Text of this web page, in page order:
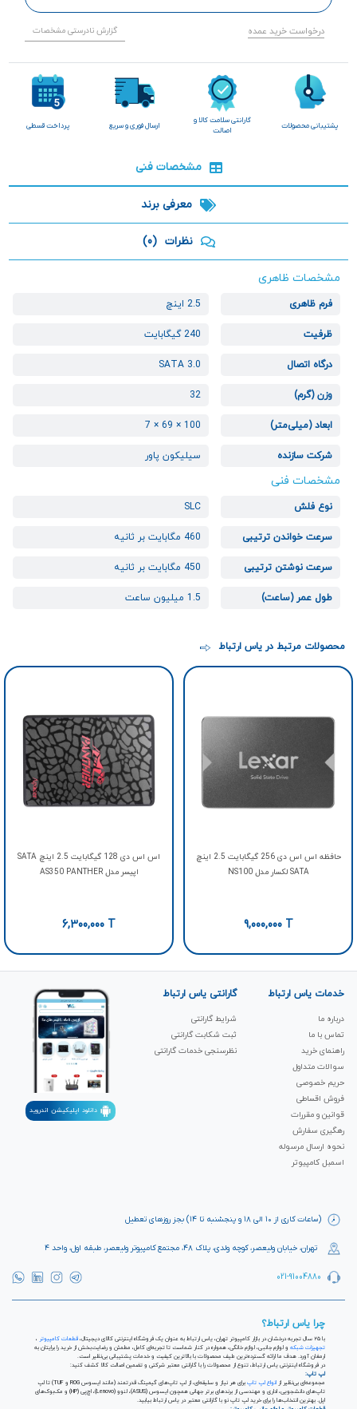
درخواست خرید عمده گزارش نادرستی مشخصات
پشتیبانی محصولات
گارانتی سلامت کالا و
اصالت
ارسال فوری و سریع پرداخت قسطی
مشخصات فنی
معرفی برند
نظرات (0)
مشخصات ظاهری
فرم ظاهری 2.5 اینچ
ظرفیت 240 گیگابایت
درگاه اتصال SATA 3.0
وزن (گرم) 32
ابعاد (میلی‌متر) 100 × 69 × 7
شرکت سازنده سیلیکون پاور
مشخصات فنی
نوع فلش SLC
سرعت خواندن ترتیبی 460 مگابایت بر ثانیه
سرعت نوشتن ترتیبی 450 مگابایت بر ثانیه
طول عمر (ساعت) 1.5 میلیون ساعت
محصولات مرتبط در یاس ارتباط
حافظه اس اس دی 256 گیگابایت 2.5 اینچ
SATA لکسار مدل NS100
9,000,000T
اس اس دی 128 گیگابایت 2.5 اینچ SATA
اپیسر مدل AS350 PANTHER
6,300,000 T
(ساعات کاری از ۱۰ الی ۱۸ و پنجشنبه تا ۱۴) بجز روزهای تعطیل
تهران، خیابان ولیعصر، کوچه ولدی، پلاک ۴۸، مجتمع کامپیوتر ولیعصر، طبقه اول، واحد ۴
021-91004880
خدمات یاس ارتباط
درباره ما
تماس با ما
راهنمای خرید
سوالات متداول
حریم خصوصی
فروش اقساطی
قوانین و مقررات
رهگیری سفارش
نحوه ارسال مرسوله
اسمبل کامپیوتر
گارانتی یاس ارتباط
شرایط گارانتی
ثبت شکابت‌ گارانتی
نظرسنجی خدمات گارانتی
دانلود اپلیکیشن اندروید
چرا یاس ارتباط؟
با ۲۵ سال تجربه درخشان در بازار کامپیوتر تهران، یاس ارتباط به عنوان یک فروشگاه اینترنتی کالای دیجیتال، قطعات کامپیوتر
تجهیزات شبکه
و لوازم جانبی، لوازم خانگی، همواره در کنار شماست تا تجربه‌ای کامل، مطمئن و رضایت‌بخش از خرید را برایتان به
ارمغان آورد. هدف ما ارائه گسترده‌ترین طیف محصولات با بالاترین کیفیت و خدمات پشتیبانی بی‌نظیر است.
در فروشگاه اینترنتی یاس ارتباط، تنوع از محصولات را با گارانتی معتبر شرکتی و تضمین اصالت کالا کشف کنید:
لپ تاپ:
مجموعه‌ای بی‌نظیر از انواع لپ تاپ
برای هر نیاز و سلیقه‌ای، از لپ تاپ‌های گیمینگ قدرتمند (مانند ایسوس ROG و TUF) تا لپ
تاپ‌های دانشجویی، اداری و مهندسی از برندهای برتر جهانی همچون ایسوس (ASUS)، لنوو (Lenovo)، اچ‌پی (HP) و مک‌بوک‌های
اپل. بهترین انتخاب‌ها را برای خرید لپ تاپ نو با گارانتی معتبر در یاس ارتباط بیابید.